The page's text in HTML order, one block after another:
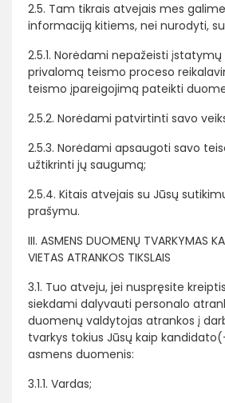
2.5. Tam tikrais atvejais mes
informaciją kitiems, nei nurodyti,
2.5.1. Norėdami nepažeisti
privalomą teismo proceso
teismo įpareigojimą pateikti
2.5.2. Norėdami patvirtinti savo
2.5.3. Norėdami apsaugoti savo
užtikrinti jų saugumą;
2.5.4. Kitais atvejais su Jūsų
prašymu.
III. ASMENS DUOMENŲ TVARKYMAS
VIETAS ATRANKOS TIKSLAIS
3.1. Tuo atveju, jei nuspręsite
siekdami dalyvauti personalo
duomenų valdytojas atrankos į
tvarkys tokius Jūsų kaip
asmens duomenis:
3.1.1. Vardas;